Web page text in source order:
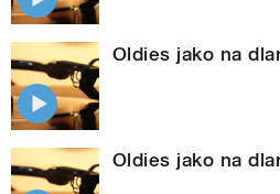
Oldies jako na
Oldies jako na